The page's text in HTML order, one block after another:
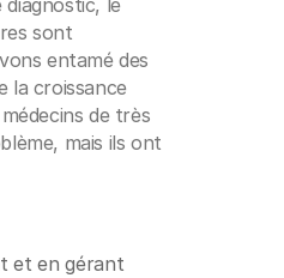
le
sont
entamé des
la croissance
de très
mais ils ont
et en gérant